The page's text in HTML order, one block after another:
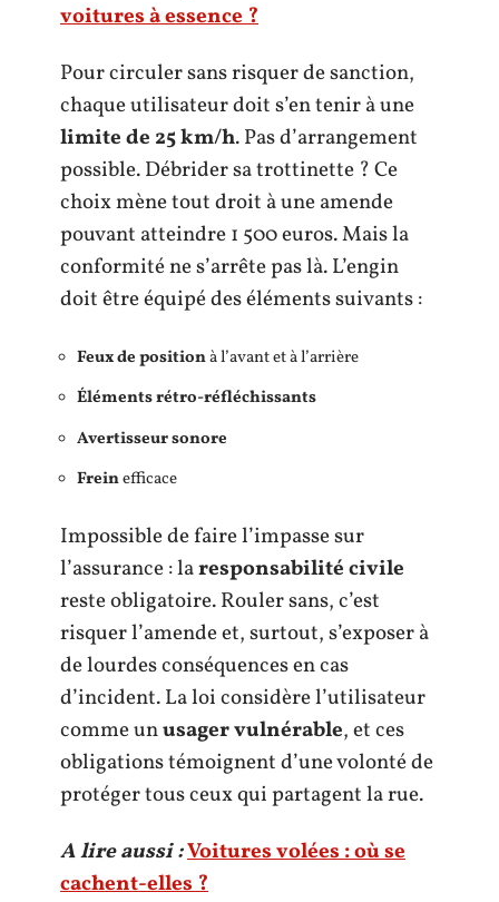
voitures à essence ?
Pour circuler sans risquer de sanction,
chaque utilisateur doit s’en tenir à une
limite de 25 km/h. Pas d’arrangement
possible. Débrider sa trottinette ? Ce
choix mène tout droit à une amende
pouvant atteindre 1 500 euros. Mais la
conformité ne s’arrête pas là. L’engin
doit être équipé des éléments suivants :
Feux de positionà l’avant et à l’arrière
Éléments rétro-réfléchissants
Avertisseur sonore
Freinefficace
Impossible de faire l’impasse sur
l’assurance : laresponsabilité civile
reste obligatoire. Rouler sans, c’est
risquer l’amende et, surtout, s’exposer à
de lourdes conséquences en cas
d’incident. La loi considère l’utilisateur
comme unusager vulnérable, et ces
obligations témoignent d’une volonté de
protéger tous ceux qui partagent la rue.
A lire aussi :Voitures volées : où se
cachent-elles ?